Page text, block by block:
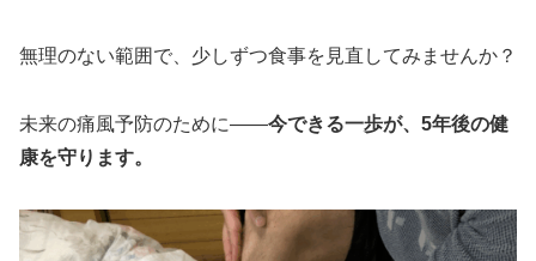
無理のない範囲で、少しずつ食事を見直してみませんか？
未来の痛風予防のために——今できる一歩が、5年後の健
康を守ります。